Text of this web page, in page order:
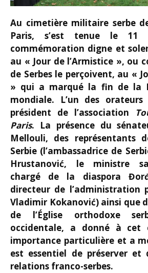
Au cimetière militaire serbe
Paris, s’est tenue le 11
commémoration digne et
au « Jour de l’Armistice », ou
de Serbes le perçoivent, au «
» qui a marqué la fin de la
mondiale. L’un des
président de l’association
Paris. La présence du
Mellouli, des représentants
Serbie (l’ambassadrice de
Hrustanović, le ministre
chargé de la diaspora
directeur de l’administration
Vladimir Kokanović) ainsi que
de l’Église orthodoxe
occidentale, a donné à cet
importance particulière et a
est essentiel de préserver et
relations franco-serbes.